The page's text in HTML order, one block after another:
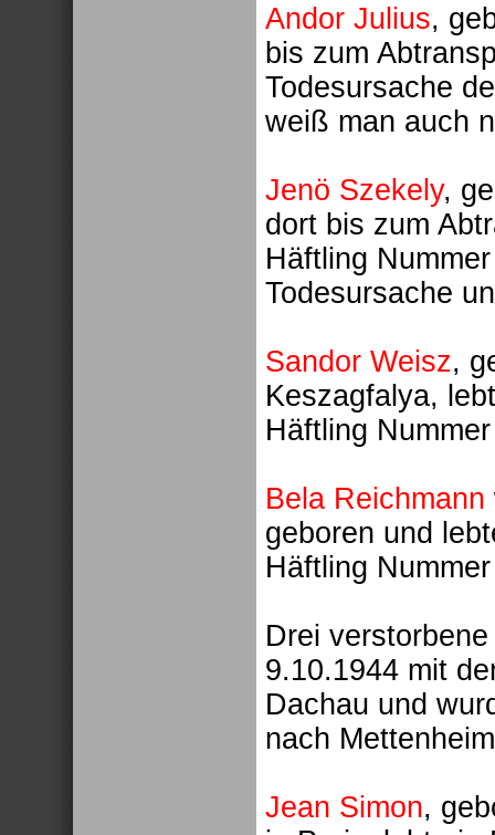
Andor Julius,
bis zum
Todesursache
weiß man auch
Jenö Szekely,
dort bis zum
Häftling
Todesursache
Sandor Weisz,
Keszagfalya,
Häftling
Bela Reichmann
geboren und
Häftling
Drei
9.10.1944 mit
Dachau und
nach
Jean Simon,